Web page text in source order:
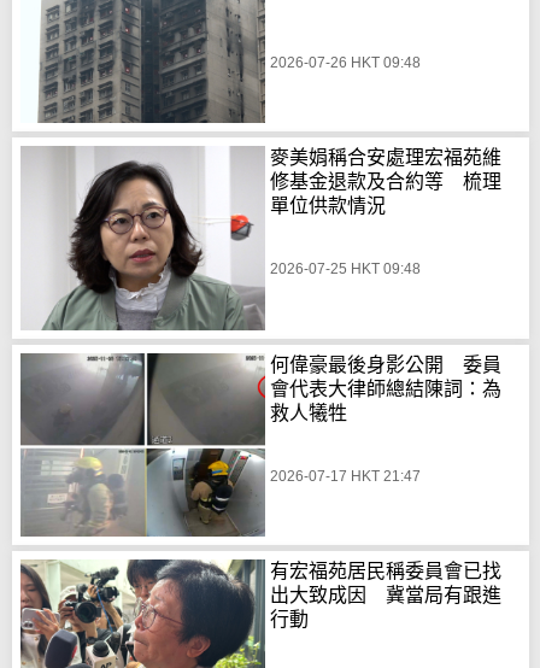
2026-07-26 HKT 09:48
麥美娟稱合安處理宏福苑維
修基金退款及合約等 梳理
單位供款情況
2026-07-25 HKT 09:48
何偉豪最後身影公開 委員
會代表大律師總結陳詞：為
救人犧牲
2026-07-17 HKT 21:47
有宏福苑居民稱委員會已找
出大致成因 冀當局有跟進
行動